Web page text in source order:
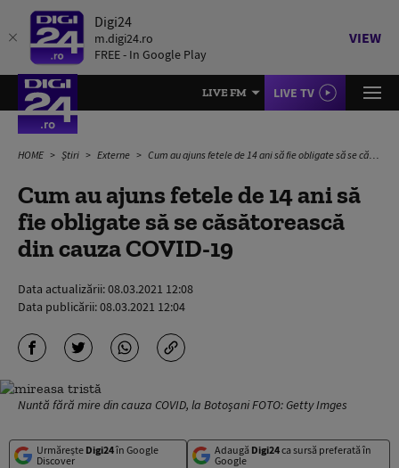
Digi24
m.digi24.ro
FREE - In Google Play
VIEW
LIVE FM LIVE TV
HOME Știri Externe Cum au ajuns fetele de 14 ani să fie obligate să se căsătorească din cauza COVID-19
Cum au ajuns fetele de 14 ani să
fie obligate să se căsătorească
din cauza COVID-19
Data actualizării:08.03.2021 12:08
Data publicării:08.03.2021 12:04
Nuntă fără mire din cauza COVID, la Botoșani FOTO: Getty Imges
Urmărește Digi24în Google
Discover
Adaugă Digi24ca sursă preferată în
Google